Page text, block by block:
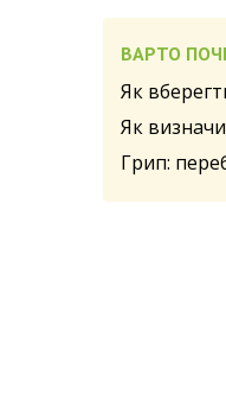
ВАРТО
Як
Як
Грип: